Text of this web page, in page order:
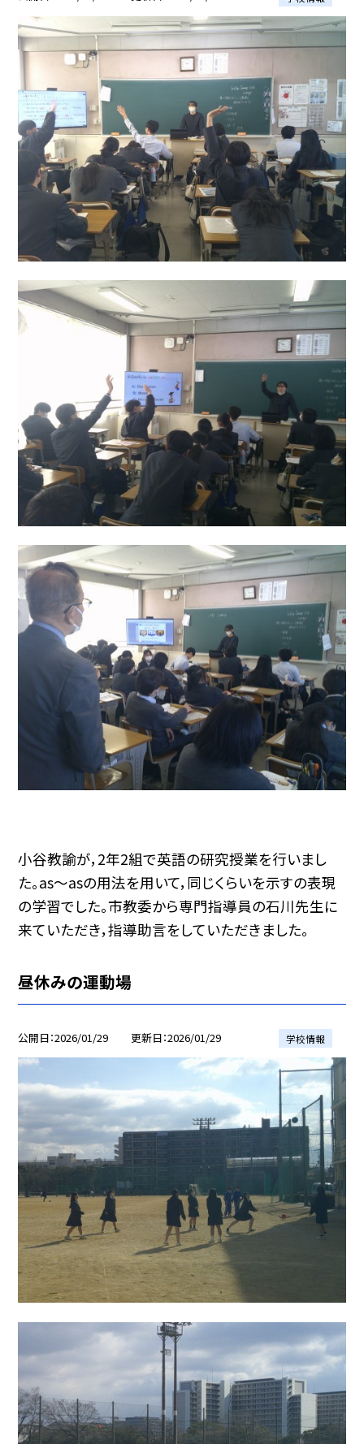
小谷教諭が，2年2組で英語の研究授業を行いまし
た。as～asの用法を用いて，同じくらいを示すの表現
の学習でした。市教委から専門指導員の石川先生に
来ていただき，指導助言をしていただきました。
昼休みの運動場
公開日 2026/01/29 更新日 2026/01/29 学校情報